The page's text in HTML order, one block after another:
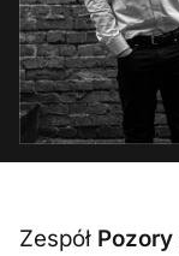
Zespół Pozory